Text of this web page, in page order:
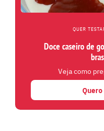
QUER
Doce caseiro de
Veja como